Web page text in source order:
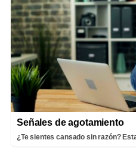
Señales de agotamiento
¿Te sientes cansado sin razón?